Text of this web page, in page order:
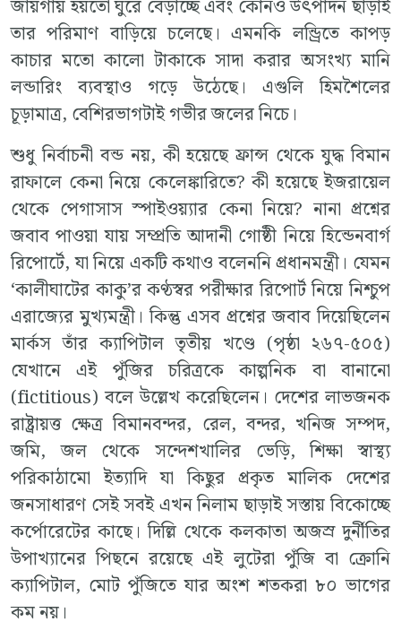
জায়গায় হয়তো ঘুরে বেড়াচ্ছে এবং কোনও উৎপাদন ছাড়াই
তার পরিমাণ বাড়িয়ে চলেছে। এমনকি লন্ড্রিতে কাপড়
কাচার মতো কালো টাকাকে সাদা করার অসংখ্য মানি
লন্ডারিং ব্যবস্থাও গড়ে উঠেছে। এগুলি হিমশৈলের
চূড়ামাত্র, বেশিরভাগটাই গভীর জলের নিচে।
শুধু নির্বাচনী বন্ড নয়, কী হয়েছে ফ্রান্স থেকে যুদ্ধ বিমান
রাফালে কেনা নিয়ে কেলেঙ্কারিতে? কী হয়েছে ইজরায়েল
থেকে পেগাসাস স্পাইওয়্যার কেনা নিয়ে? নানা প্রশ্নের
জবাব পাওয়া যায় সম্প্রতি আদানী গোষ্ঠী নিয়ে হিন্ডেনবার্গ
রিপোর্টে, যা নিয়ে একটি কথাও বলেননি প্রধানমন্ত্রী। যেমন
‘কালীঘাটের কাকু’র কণ্ঠস্বর পরীক্ষার রিপোর্ট নিয়ে নিশ্চুপ
এরাজ্যের মুখ্যমন্ত্রী। কিন্তু এসব প্রশ্নের জবাব দিয়েছিলেন
মার্কস তাঁর ক্যাপিটাল তৃতীয় খণ্ডে (পৃষ্ঠা ২৬৭-৫০৫)
যেখানে এই পুঁজির চরিত্রকে কাল্পনিক বা বানানো
(fictitious) বলে উল্লেখ করেছিলেন। দেশের লাভজনক
রাষ্ট্রায়ত্ত ক্ষেত্র বিমানবন্দর, রেল, বন্দর, খনিজ সম্পদ,
জমি, জল থেকে সন্দেশখালির ভেড়ি, শিক্ষা স্বাস্থ্য
পরিকাঠামো ইত্যাদি যা কিছুর প্রকৃত মালিক দেশের
জনসাধারণ সেই সবই এখন নিলাম ছাড়াই সস্তায় বিকোচ্ছে
কর্পোরেটের কাছে। দিল্লি থেকে কলকাতা অজস্র দুর্নীতির
উপাখ্যানের পিছনে রয়েছে এই লুটেরা পুঁজি বা ক্রোনি
ক্যাপিটাল, মোট পুঁজিতে যার অংশ শতকরা ৮০ ভাগের
কম নয়।